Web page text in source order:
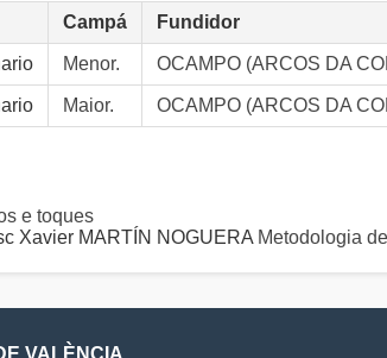
Campá Fundidor
Menor. OCAMPO (ARCOS DA
Maior. OCAMPO (ARCOS DA
e toques
Xavier MARTÍN NOGUERA Metodologia